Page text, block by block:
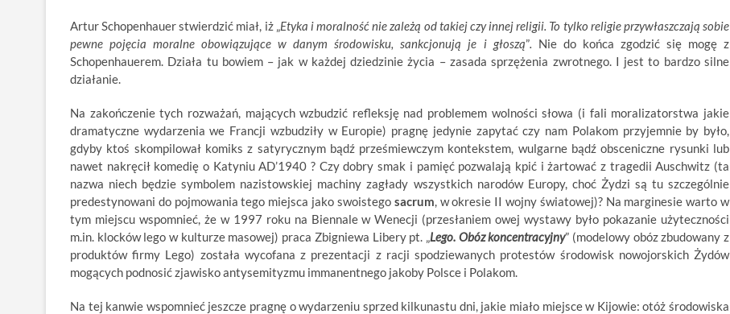
Artur Schopenhauer stwierdzić miał, iż „Etyka i moralność nie zależą od takiej czy innej religii. To tylko religie przywłaszczają sobie
pewne pojęcia moralne obowiązujące w danym środowisku, sankcjonują je i głoszą”. Nie do końca zgodzić się mogę z
Schopenhauerem. Działa tu bowiem – jak w każdej dziedzinie życia – zasada sprzężenia zwrotnego. I jest to bardzo silne
działanie.
Na zakończenie tych rozważań, mających wzbudzić refleksję nad problemem wolności słowa (i fali moralizatorstwa jakie
dramatyczne wydarzenia we Francji wzbudziły w Europie) pragnę jedynie zapytać czy nam Polakom przyjemnie by było,
gdyby ktoś skompilował komiks z satyrycznym bądź prześmiewczym kontekstem, wulgarne bądź obsceniczne rysunki lub
nawet nakręcił komedię o Katyniu AD’1940 ? Czy dobry smak i pamięć pozwalają kpić i żartować z tragedii Auschwitz (ta
nazwa niech będzie symbolem nazistowskiej machiny zagłady wszystkich narodów Europy, choć Żydzi są tu szczególnie
predestynowani do pojmowania tego miejsca jako swoistego sacrum, w okresie II wojny światowej)? Na marginesie warto w
tym miejscu wspomnieć, że w 1997 roku na Biennale w Wenecji (przesłaniem owej wystawy było pokazanie użyteczności
m.in. klocków lego w kulturze masowej) praca Zbigniewa Libery pt. „Lego. Obóz koncentracyjny” (modelowy obóz zbudowany z
produktów firmy Lego) została wycofana z prezentacji z racji spodziewanych protestów środowisk nowojorskich Żydów
mogących podnosić zjawisko antysemityzmu immanentnego jakoby Polsce i Polakom.
Na tej kanwie wspomnieć jeszcze pragnę o wydarzeniu sprzed kilkunastu dni, jakie miało miejsce w Kijowie: otóż środowiska